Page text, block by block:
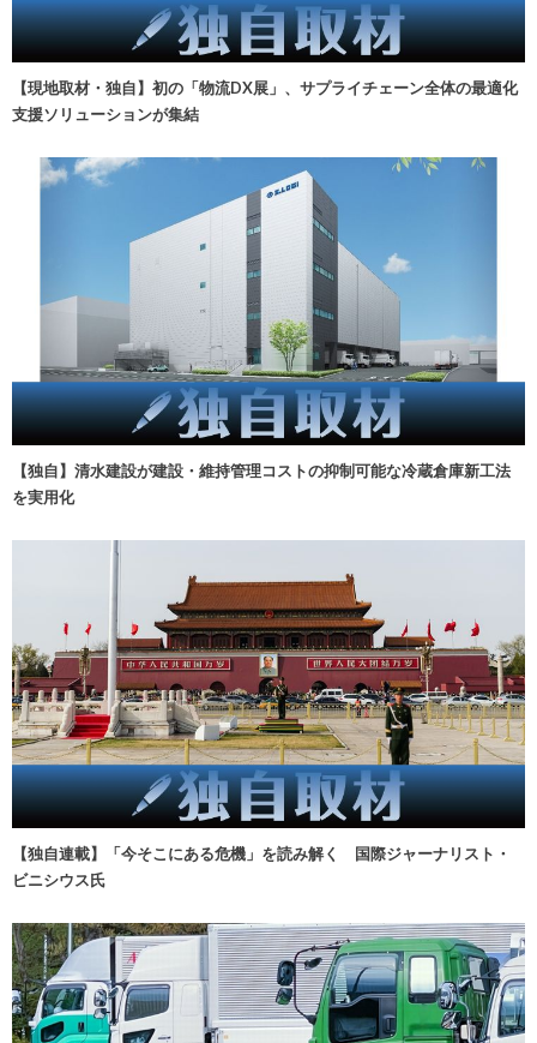
【現地取材・独自】初の「物流DX展」、サプライチェーン全体の最適化
支援ソリューションが集結
【独自】清水建設が建設・維持管理コストの抑制可能な冷蔵倉庫新工法
を実用化
【独自連載】「今そこにある危機」を読み解く 国際ジャーナリスト・
ビニシウス氏